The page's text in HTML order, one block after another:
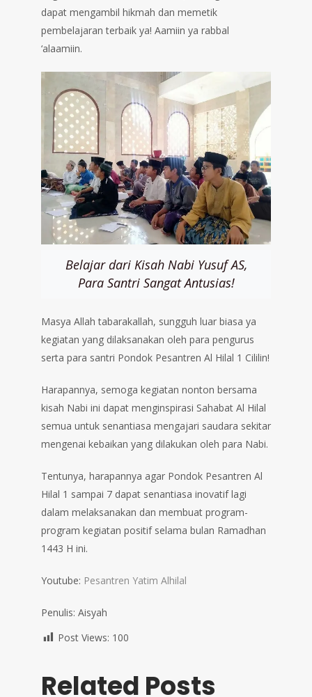
dapat mengambil hikmah dan memetik
pembelajaran terbaik ya! Aamiin ya rabbal
‘alaamiin.
Belajar dari Kisah Nabi Yusuf AS,
Para Santri Sangat Antusias!
Masya Allah tabarakallah, sungguh luar biasa ya
kegiatan yang dilaksanakan oleh para pengurus
serta para santri Pondok Pesantren Al Hilal 1 Cililin!
Harapannya, semoga kegiatan nonton bersama
kisah Nabi ini dapat menginspirasi Sahabat Al Hilal
semua untuk senantiasa mengajari saudara sekitar
mengenai kebaikan yang dilakukan oleh para Nabi.
Tentunya, harapannya agar Pondok Pesantren Al
Hilal 1 sampai 7 dapat senantiasa inovatif lagi
dalam melaksanakan dan membuat program-
program kegiatan positif selama bulan Ramadhan
1443 H ini.
Youtube: Pesantren Yatim Alhilal
Penulis: Aisyah
Post Views: 100
Related Posts